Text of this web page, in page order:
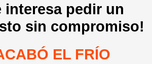
interesa pedir un
sin compromiso!
EL FRÍO